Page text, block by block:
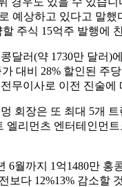
상하고 있다고 말
주식 15억주 발행에
달러(약 1730만 달
대비 28% 할인된 주
이사로 이전 진술
회장은 또 최대 5개
리먼츠 엔터테인
월까지 1억1480만
다 12%13% 감소